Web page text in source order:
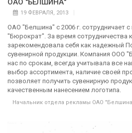
ОАО "БЕЛШИНА"
19 ФЕВРАЛЯ, 2013
ОАО "Белшина" с 2006 г. сотрудничает
"Бюрократ". За время
зарекомендовала себя как надежный
сувенирной продукции. Компания ООО
нас по срокам, всегда учитывала все
выбор ассортимента, наличие своей
позволяет получить сувенирную
качественным нанесением логотипа.
Начальник отдела рекламы ОАО